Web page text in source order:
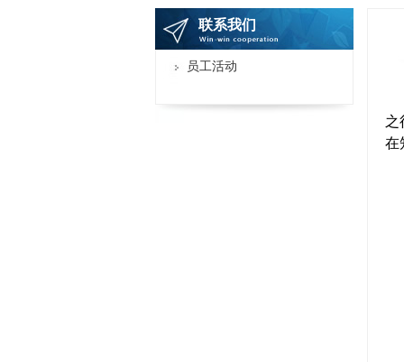
联系我们
员工活动
之
在